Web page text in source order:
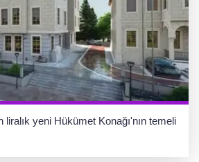
yeni Hükümet Konağı'nın temeli